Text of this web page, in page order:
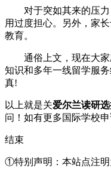
对于突如其来的压力，
用过度担心。另外，家
教育。
通俗上文，现在大家
知识和多年一线留学服
真!
以上就是关爱尔兰读研
问！如有更多国际学校
结束
①特别声明：本站点注明